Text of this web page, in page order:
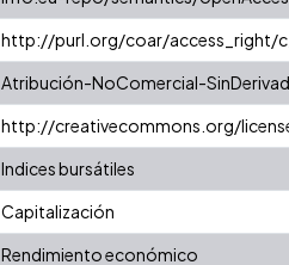
http://purl.org/coar/access_right/
Atribución-NoComercial-
http://creativecommons.org/
Indices bursátiles
Capitalización
Rendimiento económico